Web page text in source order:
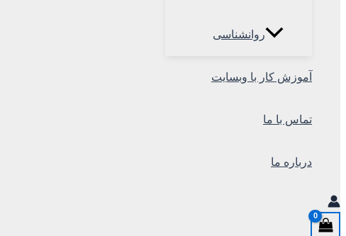
روانشناسی
آموزش کار با وبسایت
تماس با ما
درباره ما